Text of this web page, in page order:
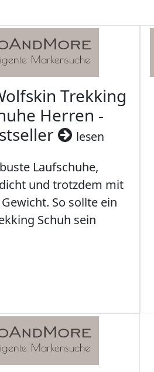
Trekking
Herren -
lesen
Laufschuhe,
und trotzdem mit
So sollte ein
Schuh sein